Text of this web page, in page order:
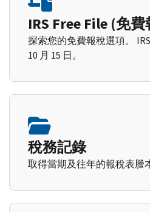
IRS Free File (免
探索您的免費報稅選項。
10 月 15 日。
稅務記錄
取得當期及往年的報稅表謄